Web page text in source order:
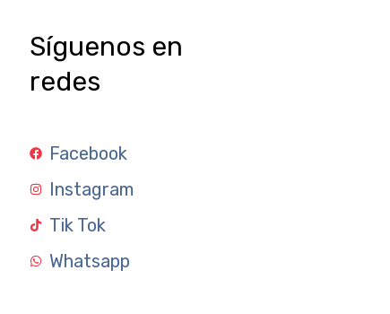
Síguenos en
redes
Facebook
Instagram
Tik Tok
Whatsapp